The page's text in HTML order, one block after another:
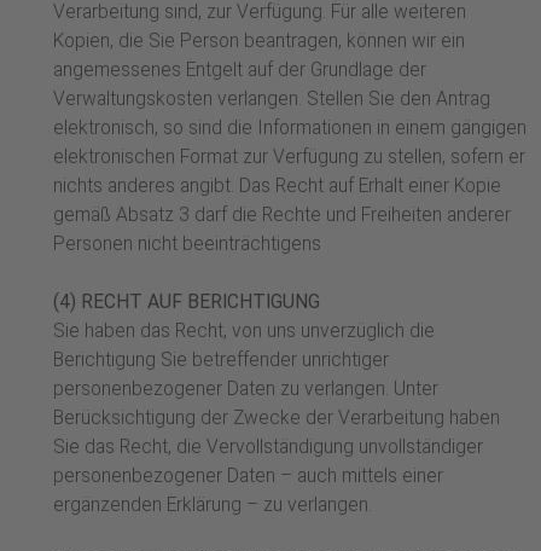
Verarbeitung sind, zur Verfügung. Für alle weiteren
Kopien, die Sie Person beantragen, können wir ein
angemessenes Entgelt auf der Grundlage der
Verwaltungskosten verlangen. Stellen Sie den Antrag
elektronisch, so sind die Informationen in einem gängigen
elektronischen Format zur Verfügung zu stellen, sofern er
nichts anderes angibt. Das Recht auf Erhalt einer Kopie
gemäß Absatz 3 darf die Rechte und Freiheiten anderer
Personen nicht beeinträchtigens
(4) RECHT AUF BERICHTIGUNG
Sie haben das Recht, von uns unverzüglich die
Berichtigung Sie betreffender unrichtiger
personenbezogener Daten zu verlangen. Unter
Berücksichtigung der Zwecke der Verarbeitung haben
Sie das Recht, die Vervollständigung unvollständiger
personenbezogener Daten – auch mittels einer
ergänzenden Erklärung – zu verlangen.